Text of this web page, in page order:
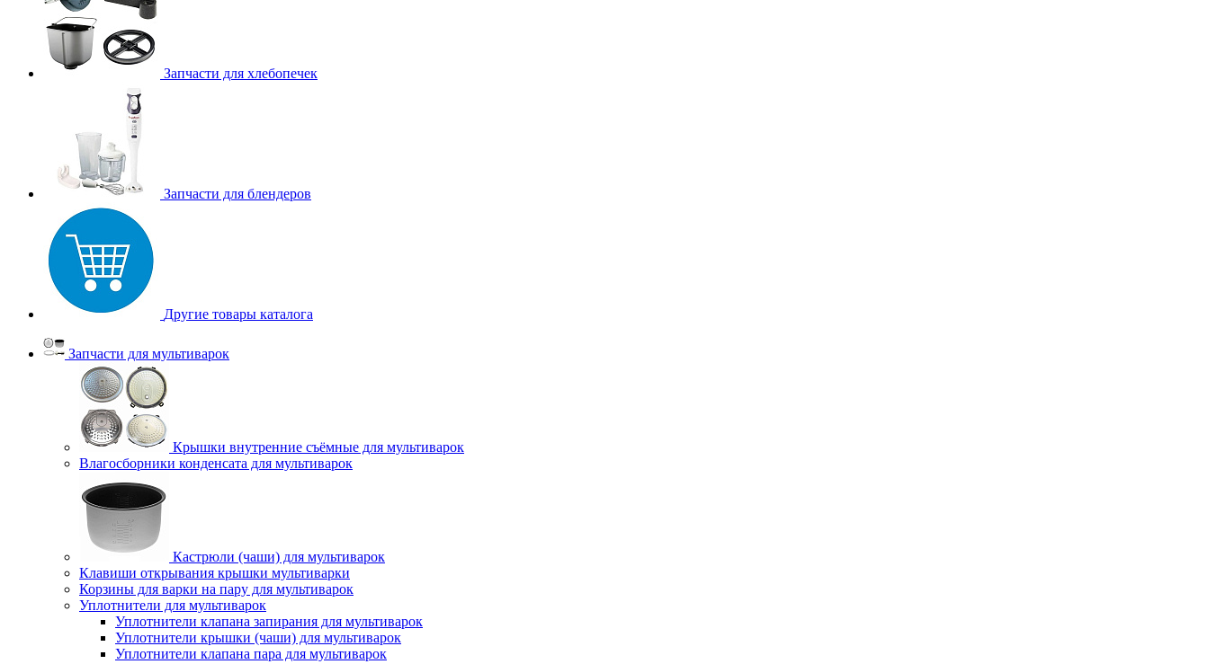
Запчасти для хлебопечек
Запчасти для блендеров
Другие товары каталога
Запчасти для мультиварок
Крышки внутренние съёмные для мультиварок
Влагосборники конденсата для мультиварок
Кастрюли (чаши) для мультиварок
Клавиши открывания крышки мультиварки
Корзины для варки на пару для мультиварок
Уплотнители для мультиварок
Уплотнители клапана запирания для мультиварок
Уплотнители крышки (чаши) для мультиварок
Уплотнители клапана пара для мультиварок